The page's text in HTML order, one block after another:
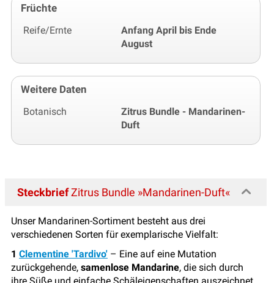
Früchte
Reife/Ernte
Anfang April bis Ende
August
Weitere Daten
Botanisch
Zitrus Bundle - Mandarinen-
Duft
SteckbriefZitrus Bundle »Mandarinen-Duft«
Unser Mandarinen-Sortiment besteht aus drei
verschiedenen Sorten für exemplarische Vielfalt:
1 Clementine 'Tardivo' – Eine auf eine Mutation
zurückgehende, samenlose Mandarine, die sich durch